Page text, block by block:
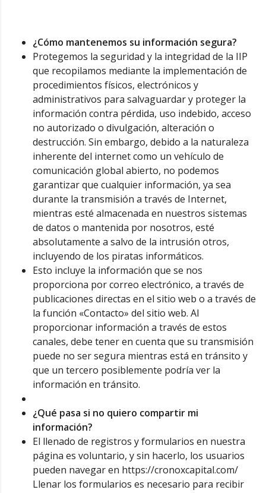
¿Cómo mantenemos su información segura?
Protegemos la seguridad y la integridad de la IIP
que recopilamos mediante la implementación de
procedimientos físicos, electrónicos y
administrativos para salvaguardar y proteger la
información contra pérdida, uso indebido, acceso
no autorizado o divulgación, alteración o
destrucción. Sin embargo, debido a la naturaleza
inherente del internet como un vehículo de
comunicación global abierto, no podemos
garantizar que cualquier información, ya sea
durante la transmisión a través de Internet,
mientras esté almacenada en nuestros sistemas
de datos o mantenida por nosotros, esté
absolutamente a salvo de la intrusión otros,
incluyendo de los piratas informáticos.
Esto incluye la información que se nos
proporciona por correo electrónico, a través de
publicaciones directas en el sitio web o a través de
la función «Contacto» del sitio web. Al
proporcionar información a través de estos
canales, debe tener en cuenta que su transmisión
puede no ser segura mientras está en tránsito y
que un tercero posiblemente podría ver la
información en tránsito.
¿Qué pasa si no quiero compartir mi
información?
El llenado de registros y formularios en nuestra
página es voluntario, y sin hacerlo, los usuarios
pueden navegar en https://cronoxcapital.com/
Llenar los formularios es necesario para recibir